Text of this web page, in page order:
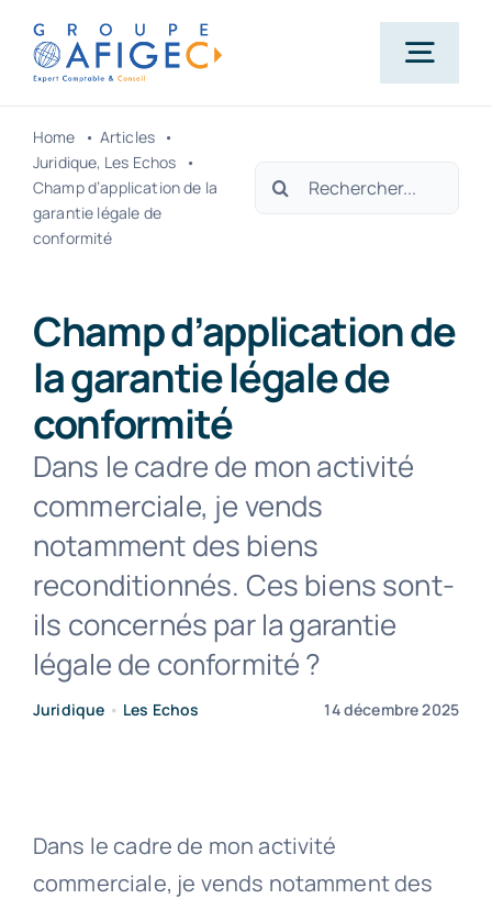
Passer
contenu
Nos métiers
Actualités
Carrière
Contact
Home
Articles
Juridique Les Echos
Champ d’application de la
garantie légale de
conformité
Rechercher:
Champ d’application de
la garantie légale de
conformité
Dans le cadre de mon activité
commerciale, je vends
notamment des biens
reconditionnés. Ces biens sont-
ils concernés par la garantie
légale de conformité ?
Juridique • Les Echos 14 décembre 2025
Dans le cadre de mon activité
commerciale, je vends notamment des